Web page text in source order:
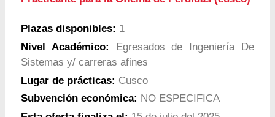
Plazas disponibles: 1
Nivel Académico: Egresados de Ingeniería De
Sistemas y/ carreras afines
Lugar de prácticas: Cusco
Subvención económica: NO ESPECIFICA